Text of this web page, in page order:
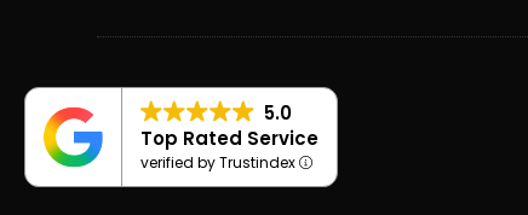
5.0
Top Rated Service
verified by Trustindex